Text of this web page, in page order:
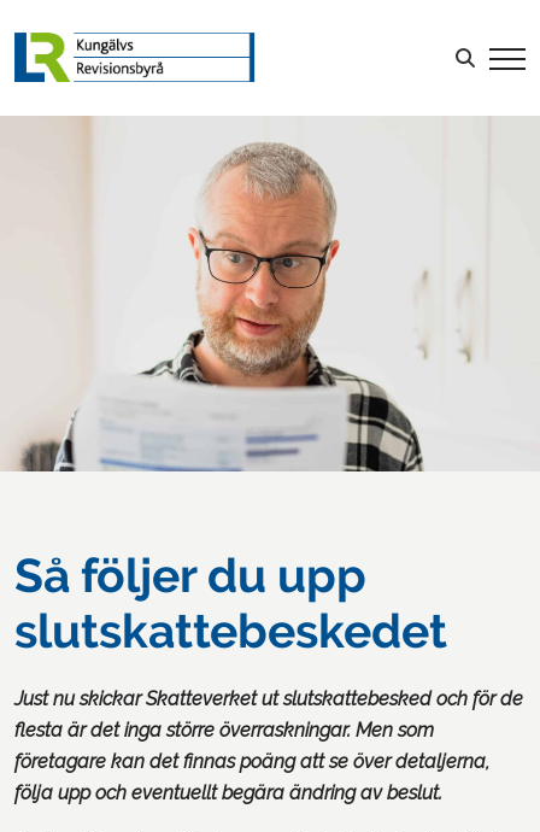
LOGGA IN
Sök efter:
Så följer du upp
slutskattebeskedet
Just nu skickar Skatteverket ut slutskattebesked och för de
flesta är det inga större överraskningar. Men som
företagare kan det finnas poäng att se över detaljerna,
följa upp och eventuellt begära ändring av beslut.